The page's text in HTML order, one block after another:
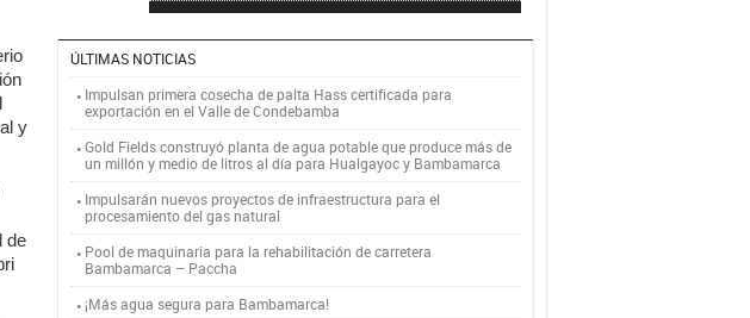
y
de
ÚLTIMAS NOTICIAS
Impulsan primera cosecha de palta Hass certificada para
exportación en el Valle de Condebamba
Gold Fields construyó planta de agua potable que produce más de
un millón y medio de litros al día para Hualgayoc y Bambamarca
Impulsarán nuevos proyectos de infraestructura para el
procesamiento del gas natural
Pool de maquinaria para la rehabilitación de carretera
Bambamarca – Paccha
¡Más agua segura para Bambamarca!